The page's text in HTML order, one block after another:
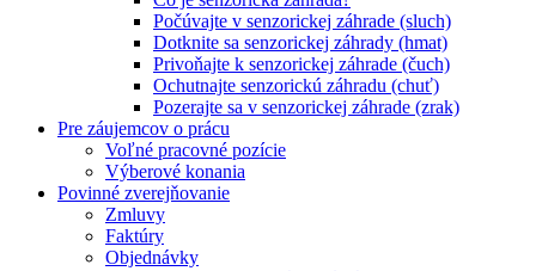
Počúvajte v senzorickej záhrade (sluch)
Dotknite sa senzorickej záhrady (hmat)
Privoňajte k senzorickej záhrade (čuch)
Ochutnajte senzorickú záhradu (chuť)
Pozerajte sa v senzorickej záhrade (zrak)
Pre záujemcov o prácu
Voľné pracovné pozície
Výberové konania
Povinné zverejňovanie
Zmluvy
Faktúry
Objednávky